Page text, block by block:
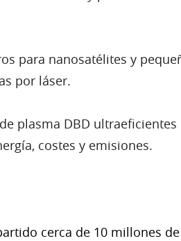
para nanosatélites y
por láser.
plasma DBD
costes y emisiones.
cerca de 10 millones